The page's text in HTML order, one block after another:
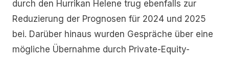
durch den Hurrikan Helene trug ebenfalls zur
Reduzierung der Prognosen für 2024 und 2025
bei. Darüber hinaus wurden Gespräche über eine
mögliche Übernahme durch Private-Equity-